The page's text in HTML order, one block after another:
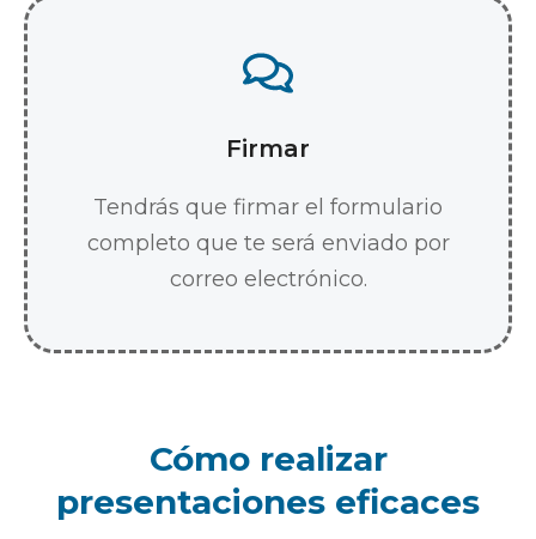
Firmar
Tendrás que firmar el formulario
completo que te será enviado por
correo electrónico.
Cómo realizar
presentaciones eficaces